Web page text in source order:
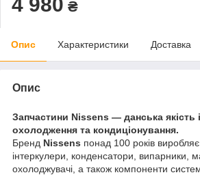
₴
Опис Характеристики Доставка
Опис
Запчастини Nissens — данська якість
охолодження та кондиціонування.
Бренд Nissens понад 100 років виробляє
інтеркулери, конденсатори, випарники,
охолоджувачі, а також компоненти